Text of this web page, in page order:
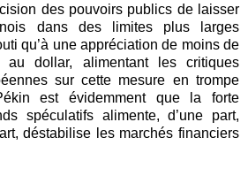
des pouvoirs publics de laisser
dans des limites plus larges
qu’à une appréciation de moins de
dollar, alimentant les critiques
sur cette mesure en trompe
est évidemment que la forte
spéculatifs alimente, d’une part,
déstabilise les marchés financiers